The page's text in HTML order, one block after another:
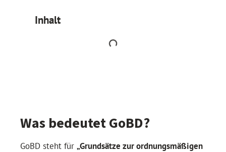
Inhalt
Was bedeutet GoBD?
GoBD steht für „Grundsätze zur ordnungsmäßigen